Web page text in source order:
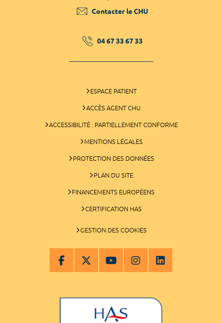
Contacter le CHU
04 67 33 67 33
ESPACE PATIENT
ACCÈS AGENT CHU
ACCESSIBILITÉ : PARTIELLEMENT CONFORME
MENTIONS LÉGALES
PROTECTION DES DONNÉES
PLAN DU SITE
FINANCEMENTS EUROPÉENS
CERTIFICATION HAS
GESTION DES COOKIES